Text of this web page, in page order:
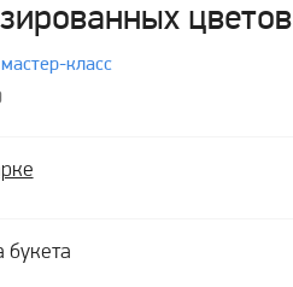
цветов
класс
букета